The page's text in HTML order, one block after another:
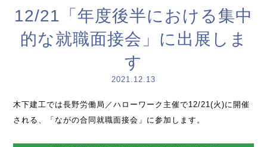
12/21「年度後半における集中
的な就職面接会」に出展しま
す
2021.12.13
木下建工では長野労働局／ハローワーク主催で12/21(火)に開催
される、「ながの合同就職面接会」に参加します。